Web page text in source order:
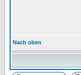
Nach oben